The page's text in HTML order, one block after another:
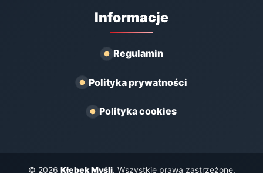
Informacje
Regulamin
Polityka prywatności
Polityka cookies
© 2026 Kłębek Myśli. Wszystkie prawa zastrzeżone.